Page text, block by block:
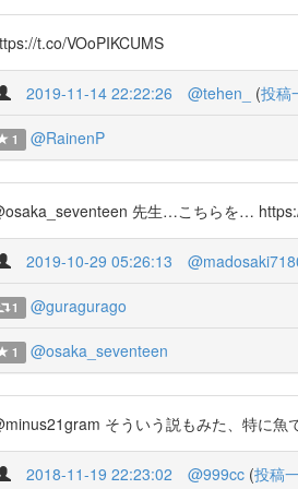
t.co/VOoPIKCUMS
2019-11-14 22:22:26 @tehen_ (投稿
1 @RainenP
先生…こちらを…
2019-10-29 05:26:13
1 @guragurago
1 @osaka_seventeen
そういう説もみた、特に
2018-11-19 22:23:02 @999cc (投稿